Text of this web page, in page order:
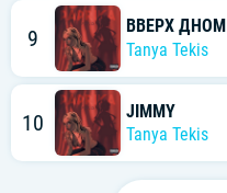
9
ВВЕРХ ДНОМ
Tanya Tekis
10
JIMMY
Tanya Tekis